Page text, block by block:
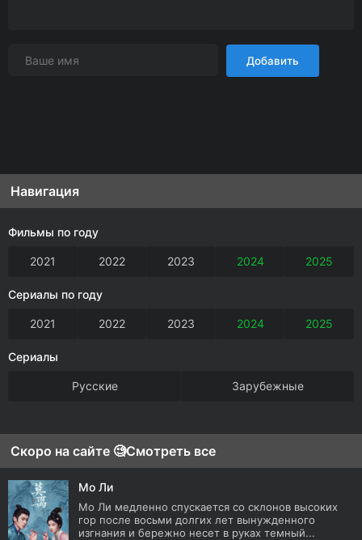
Добавить
Навигация
Фильмы по году
2021 2022 2023 2024 2025
Сериалы по году
2021 2022 2023 2024 2025
Сериалы
Русские Зарубежные
Скоро на сайте 🧐Смотреть все
Мо Ли
Мо Ли медленно спускается со склонов высоких
гор после восьми долгих лет вынужденного
изгнания и бережно несет в руках темный...